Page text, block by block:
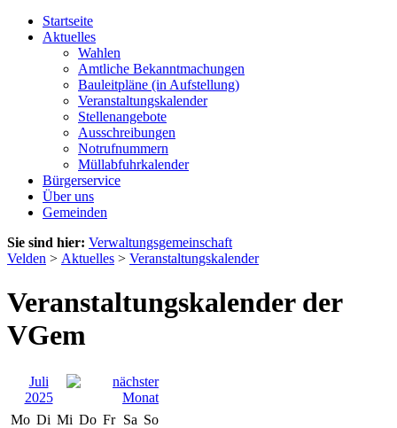
Startseite
Aktuelles
Wahlen
Amtliche Bekanntmachungen
Bauleitpläne (in Aufstellung)
Veranstaltungskalender
Stellenangebote
Ausschreibungen
Notrufnummern
Müllabfuhrkalender
Bürgerservice
Über uns
Gemeinden
Sie sind hier: Verwaltungsgemeinschaft
Velden > Aktuelles > Veranstaltungskalender
Veranstaltungskalender der
VGem
Juli
2025
Mo Di Mi Do Fr Sa So